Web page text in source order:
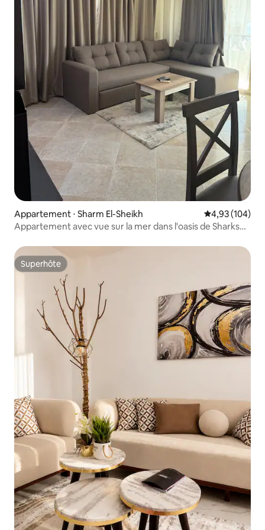
Appartement ⋅ Sharm El-Sheikh Évaluation
4,93 (104)
Appartement avec vue sur la mer dans l'oasis de Sharks
Superhôte
Superhôte